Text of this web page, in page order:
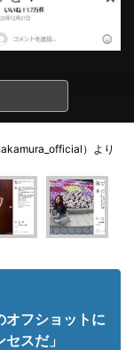
）より
オフショットに
スだ」